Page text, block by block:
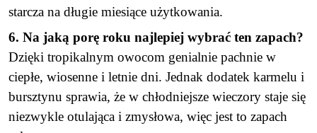
starcza na długie miesiące użytkowania.
6. Na jaką porę roku najlepiej wybrać ten zapach?
Dzięki tropikalnym owocom genialnie pachnie w
ciepłe, wiosenne i letnie dni. Jednak dodatek karmelu i
bursztynu sprawia, że w chłodniejsze wieczory staje się
niezwykle otulająca i zmysłowa, więc jest to zapach